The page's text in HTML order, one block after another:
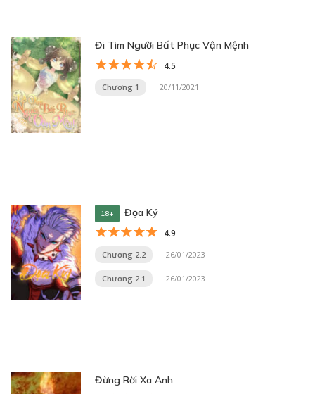
Đi Tìm Người Bất Phục Vận Mệnh
4.5
Chương 1 20/11/2021
18+ Đọa Ký
4.9
Chương 2.2 26/01/2023
Chương 2.1 26/01/2023
Đừng Rời Xa Anh